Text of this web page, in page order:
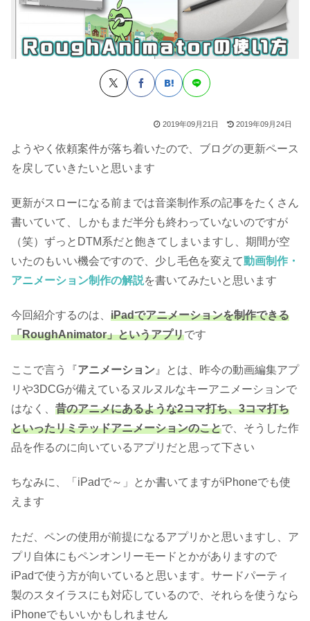
2019年09月21日 2019年09月24日
ようやく依頼案件が落ち着いたので、ブログの更新ペース
を戻していきたいと思います
更新がスローになる前までは音楽制作系の記事をたくさん
書いていて、しかもまだ半分も終わっていないのですが
（笑）ずっとDTM系だと飽きてしまいますし、期間が空
いたのもいい機会ですので、少し毛色を変えて動画制作・
アニメーション制作の解説を書いてみたいと思います
今回紹介するのは、 iPadでアニメーションを制作できる
「RoughAnimator」というアプリです
ここで言う『アニメーション 』とは、昨今の動画編集アプ
リや3DCGが備えているヌルヌルなキーアニメーションで
はなく、 昔のアニメにあるような2コマ打ち、3コマ打ち
といったリミテッドアニメーションのことで、そうした作
品を作るのに向いているアプリだと思って下さい
ちなみに、「iPadで～」とか書いてますがiPhoneでも使
えます
ただ、ペンの使用が前提になるアプリかと思いますし、ア
プリ自体にもペンオンリーモードとかがありますので
iPadで使う方が向いていると思います。サードパーティ
製のスタイラスにも対応しているので、それらを使うなら
iPhoneでもいいかもしれません